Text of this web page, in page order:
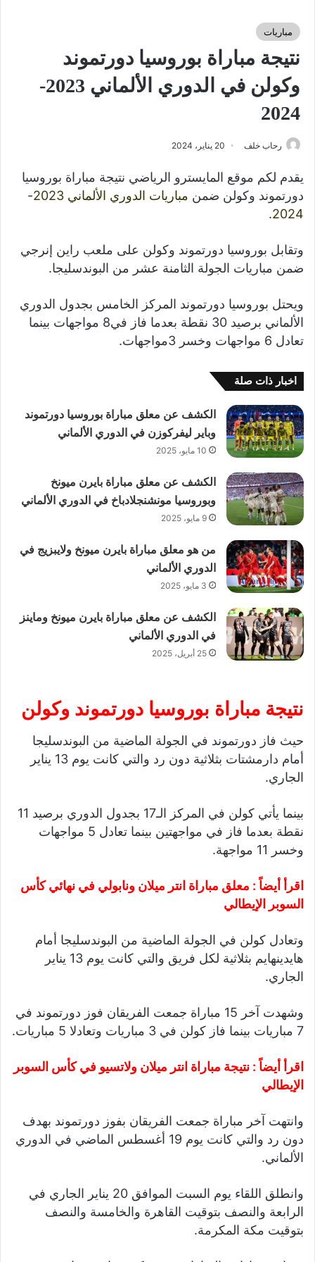
مباريات
نتيجة مباراة بوروسيا دورتموند
وكولن في الدوري الألماني 2023-
2024
رحاب خلف 20 يناير، 2024
يقدم لكم موقع المايسترو الرياضي نتيجة مباراة بوروسيا
دورتموند وكولن ضمن مباريات الدوري
الألماني 2023-
2024.
وتقابل بوروسيا دورتموند وكولن على ملعب راين إنرجي
ضمن مباريات الجولة الثامنة عشر من البوندسليجا.
ويحتل بوروسيا دورتموند المركز الخامس بجدول الدوري
الألماني برصيد 30 نقطة بعدما فاز في8 مواجهات بينما
تعادل 6 مواجهات وخسر 3مواجهات.
اخبار ذات صلة
الكشف عن معلق مباراة بوروسيا دورتموند
وباير ليفركوزن في الدوري الألماني
10 مايو، 2025
الكشف عن معلق مباراة بايرن ميونخ
وبوروسيا مونشنجلادباخ في الدوري الألماني
9 مايو، 2025
من هو معلق مباراة بايرن ميونخ ولايبزيج في
الدوري الألماني
3 مايو، 2025
الكشف عن معلق مباراة بايرن ميونخ وماينز
في الدوري الألماني
25 أبريل، 2025
نتيجة مباراة بوروسيا دورتموند وكولن
حيث فاز دورتموند في الجولة الماضية من البوندسليجا
أمام دارمشتات بثلاثية دون رد والتي كانت يوم 13 يناير
الجاري.
بينما يأتي كولن في المركز الـ17 بجدول الدوري برصيد 11
نقطة بعدما فاز في مواجهتين بينما تعادل 5 مواجهات
وخسر 11 مواجهة.
اقرأ أيضاً : معلق مباراة انتر ميلان ونابولي في نهائي كأس
السوبر الإيطالي
وتعادل كولن في الجولة الماضية من البوندسليجا أمام
هايدينهايم بثلاثية لكل فريق والتي كانت يوم 13 يناير
الجاري.
وشهدت آخر 15 مباراة جمعت الفريقان فوز دورتموند في
7 مباريات بينما فاز كولن في 3 مباريات وتعادلا 5 مباريات.
اقرأ أيضاً : نتيجة مباراة انتر ميلان ولاتسيو في كأس السوبر
الإيطالي
وانتهت آخر مباراة جمعت الفريقان بفوز دورتموند بهدف
دون رد والتي كانت يوم 19 أغسطس الماضي في الدوري
الألماني.
وانطلق اللقاء يوم السبت الموافق 20 يناير الجاري في
الرابعة والنصف بتوقيت القاهرة والخامسة والنصف
بتوقيت مكة المكرمة.